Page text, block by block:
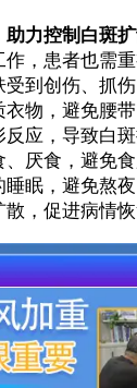
力控制白斑
，患者也需重
到创伤、抓伤
物，避免腰
应，导致白
厌食，避免
眠，避免熬
，促进病情恢